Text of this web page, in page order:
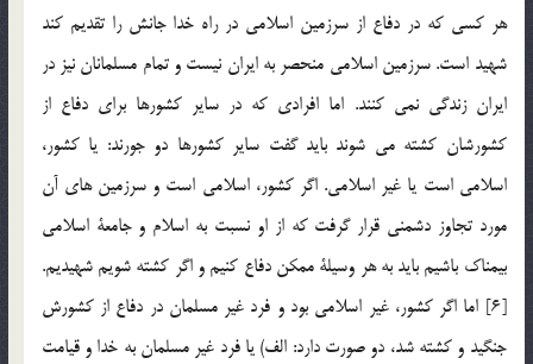
هر کسي که در دفاع از سرزمين اسلامي در راه خدا جانش را تقديم کند
شهيد است. سرزمين اسلامي منحصر به ايران نيست و تمام مسلمانان نيز در
ايران زندگي نمي كنند. اما افرادي که در ساير كشورها براي دفاع از
كشورشان كشته مي شوند بايد گفت ساير كشورها دو جورند: يا كشور،
اسلامي است يا غير اسلامي. اگر كشور، اسلامي است و سرزمين هاي آن
مورد تجاوز دشمني قرار گرفت كه از او نسبت به اسلام و جامعة اسلامي
بيمناك باشيم بايد به هر وسيلة ممكن دفاع كنيم و اگر كشته شويم شهيديم.
[6] اما اگر كشور، غير اسلامي بود و فرد غير مسلمان در دفاع از كشورش
جنگيد و كشته شد، دو صورت دارد: الف) يا فرد غير مسلمان به خدا و قيامت